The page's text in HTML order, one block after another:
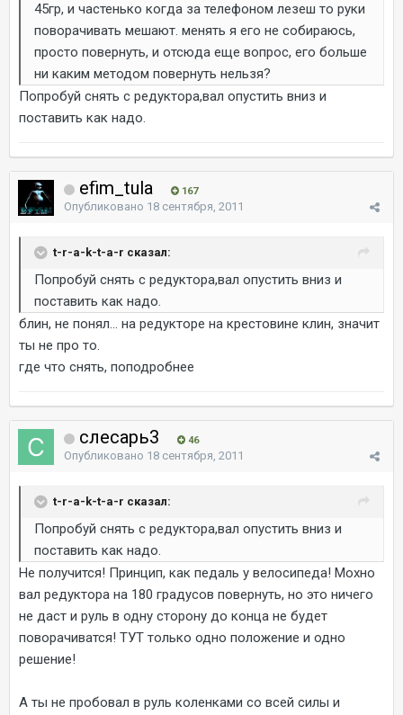
45гр, и частенько когда за телефоном лезеш то руки
поворачивать мешают. менять я его не собираюсь,
просто повернуть, и отсюда еще вопрос, его больше
ни каким методом повернуть нельзя?
Попробуй снять с редуктора,вал опустить вниз и
поставить как надо.
efim_tula 167
Опубликовано 18 сентября, 2011
t-r-a-k-t-a-r сказал:
Попробуй снять с редуктора,вал опустить вниз и
поставить как надо.
блин, не понял... на редукторе на крестовине клин, значит
ты не про то.
где что снять, поподробнее
слесарь3 46
Опубликовано 18 сентября, 2011
t-r-a-k-t-a-r сказал:
Попробуй снять с редуктора,вал опустить вниз и
поставить как надо.
Не получится! Принцип, как педаль у велосипеда! Мохно
вал редуктора на 180 градусов повернуть, но это ничего
не даст и руль в одну сторону до конца не будет
поворачиватся! ТУТ только одно положение и одно
решение!
А ты не пробовал в руль коленками со всей силы и